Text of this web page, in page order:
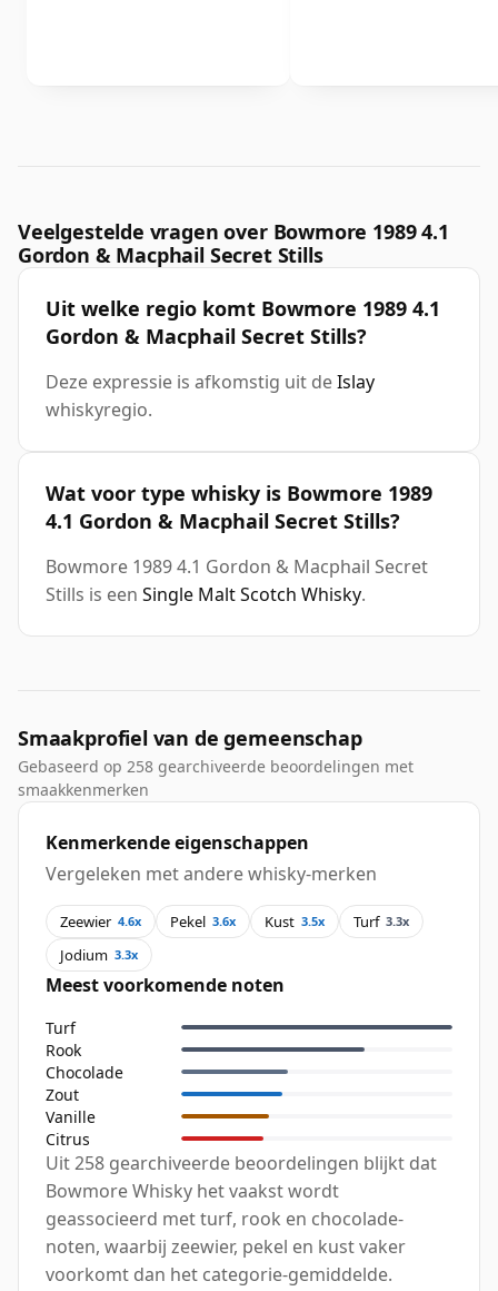
Veelgestelde vragen over Bowmore 1989 4.1
Gordon & Macphail Secret Stills
Uit welke regio komt Bowmore 1989 4.1
Gordon & Macphail Secret Stills?
Deze expressie is afkomstig uit deIslay
whiskyregio.
Wat voor type whisky is Bowmore 1989
4.1 Gordon & Macphail Secret Stills?
Bowmore 1989 4.1 Gordon & Macphail Secret
Stills is een Single Malt Scotch Whisky.
Smaakprofiel van de gemeenschap
Gebaseerd op 258 gearchiveerde beoordelingen met
smaakkenmerken
Kenmerkende eigenschappen
Vergeleken met andere whisky-merken
Zeewier 4.6x Pekel 3.6x Kust 3.5x Turf 3.3x
Jodium 3.3x
Meest voorkomende noten
Turf
Rook
Chocolade
Zout
Vanille
Citrus
Uit 258 gearchiveerde beoordelingen blijkt dat
Bowmore Whisky het vaakst wordt
geassocieerd met turf, rook en chocolade-
noten, waarbij zeewier, pekel en kust vaker
voorkomt dan het categorie-gemiddelde.